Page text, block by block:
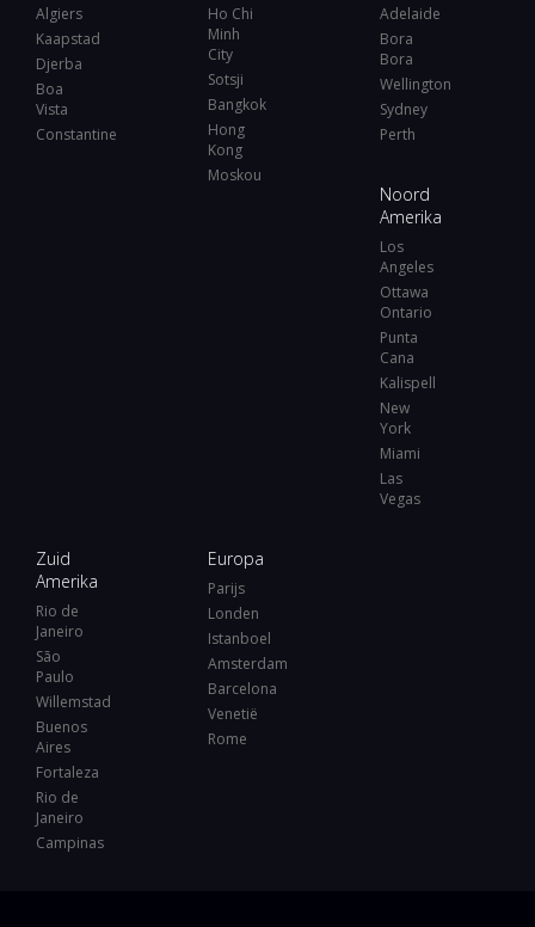
Algiers
Kaapstad
Djerba
Boa
Vista
Constantine
Ho Chi
Minh
City
Sotsji
Bangkok
Hong
Kong
Moskou
Adelaide
Bora
Bora
Wellington
Sydney
Perth
Noord
Amerika
Los
Angeles
Ottawa
Ontario
Punta
Cana
Kalispell
New
York
Miami
Las
Vegas
Zuid
Amerika
Rio de
Janeiro
São
Paulo
Willemstad
Buenos
Aires
Fortaleza
Rio de
Janeiro
Campinas
Europa
Parijs
Londen
Istanboel
Amsterdam
Barcelona
Venetië
Rome